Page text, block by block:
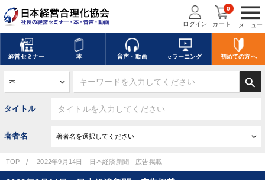
menu
メニュー
ログイン カート
0
経営セミナー 本 音声・動画 eラーニング 初めての方へ
search
タイトル
著者名
TOP 2022年9月14日 日本経済新聞 広告掲載